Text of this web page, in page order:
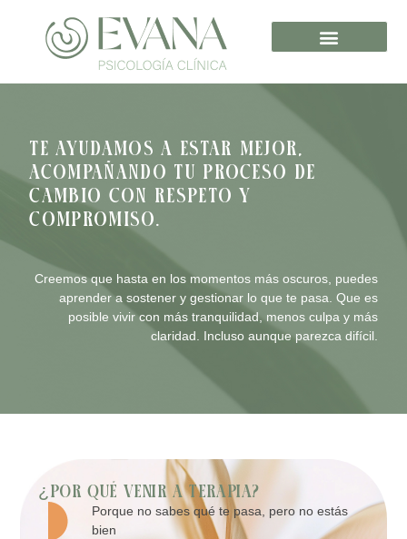
Te ayudamos a estar mejor,
acompañando tu proceso de
cambio con respeto y
compromiso.
Creemos que hasta en los momentos más oscuros, puedes
aprender a sostener y gestionar lo que te pasa. Que es
posible vivir con más tranquilidad, menos culpa y más
claridad. Incluso aunque parezca difícil.
¿POR QUÉ VENIR A TERAPIA?
Porque no sabes qué te pasa, pero no estás
bien